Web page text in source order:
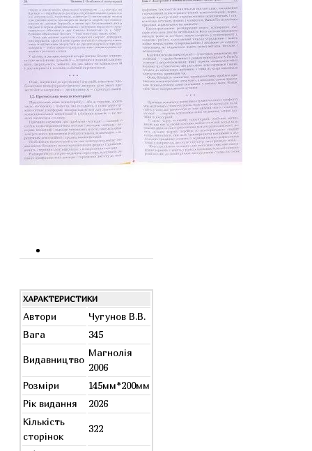
ХАРАКТЕРИСТИКИ
Автори
Чугунов В.В.
Вага
345
Видавництво
Магнолія
2006
Розміри
145мм*200мм
Рік видання
2026
Кількість
сторінок
322